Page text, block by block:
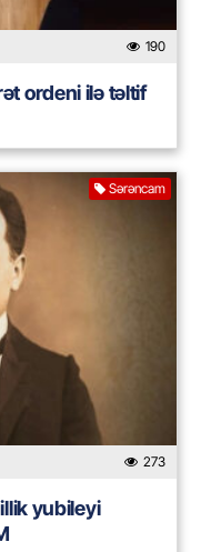
190
ordeni ilə təltif
Sərəncam
273
yubileyi